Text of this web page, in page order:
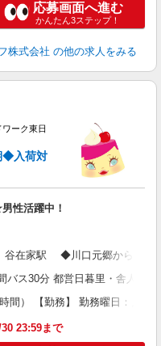
応募画面へ進む
かんたん3ステップ！
株式会社 の他の求人をみる
ーク東日
◆入荷対
性活躍中！
谷在家駅 ◆川口元郷からバ
バス30分 都営日暮里・舎人ラ
間） 【勤務】 勤務曜日：月
23:59まで